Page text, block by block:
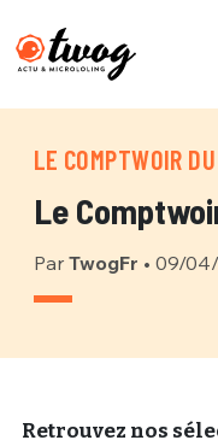
LE COMPTWOIR
Le
Par TwogFr • 09/
Retrouvez nos
PSEUDO*
MOT DE PASSE
Que